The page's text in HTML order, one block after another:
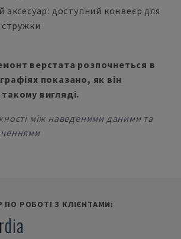
аксесуар: доступний конвеєр для
стружки
верстата розпочнеться в
показано, як він
вигляді.
між наведеними даними та
РОБОТІ З КЛІЄНТАМИ: